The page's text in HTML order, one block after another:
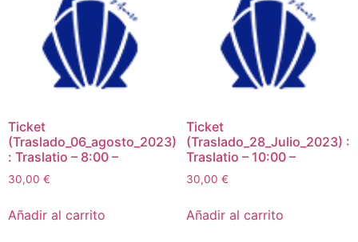
Ticket
(Traslado_06_agosto_2023)
: Traslatio – 8:00 –
30,00 €
Añadir al carrito
Ticket
(Traslado_28_Julio_2023) :
Traslatio – 10:00 –
30,00 €
Añadir al carrito